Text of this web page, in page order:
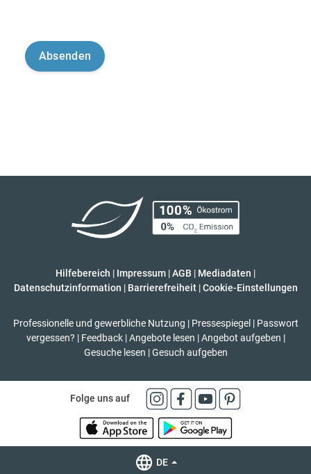
Hilfebereich | Impressum |AGB | Mediadaten |
Datenschutzinformation | Barrierefreiheit | Cookie-Einstellungen
Professionelle und gewerbliche Nutzung | Pressespiegel | Passwort
vergessen? | Feedback | Angebote lesen | Angebot aufgeben |
Gesuche lesen | Gesuch aufgeben
Folge uns auf
DE